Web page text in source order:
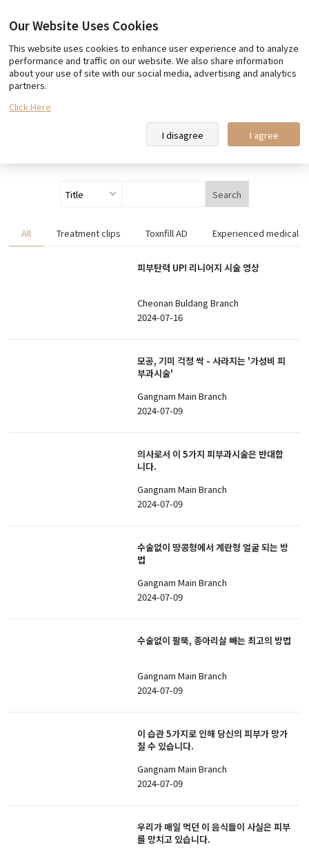
Our promise Team Toxnfill
Toxnfill Clips
Toxnfill Clips
Search
All Treatment clips Toxnfill AD Experienced medical
피부탄력 UP! 리니어지 시술 영상
Cheonan Buldang Branch
2024-07-16
모공, 기미 걱정 싹 - 사라지는 '가성비 피
부과시술'
Gangnam Main Branch
2024-07-09
의사로서 이 5가지 피부과시술은 반대합
니다.
Gangnam Main Branch
2024-07-09
수술없이 땅콩형에서 계란형 얼굴 되는 방
법
Gangnam Main Branch
2024-07-09
수술없이 팔뚝, 종아리살 빼는 최고의 방법
Gangnam Main Branch
2024-07-09
이 습관 5가지로 인해 당신의 피부가 망가
질 수 있습니다.
Gangnam Main Branch
2024-07-09
우리가 매일 먹던 이 음식들이 사실은 피부
를 망치고 있습니다.
Our Website Uses Cookies
This website uses cookies to enhance user experience and to analyze
performance and traffic on our website. We also share information
about your use of site with our social media, advertising and analytics
partners.
Click Here
I disagree I agree